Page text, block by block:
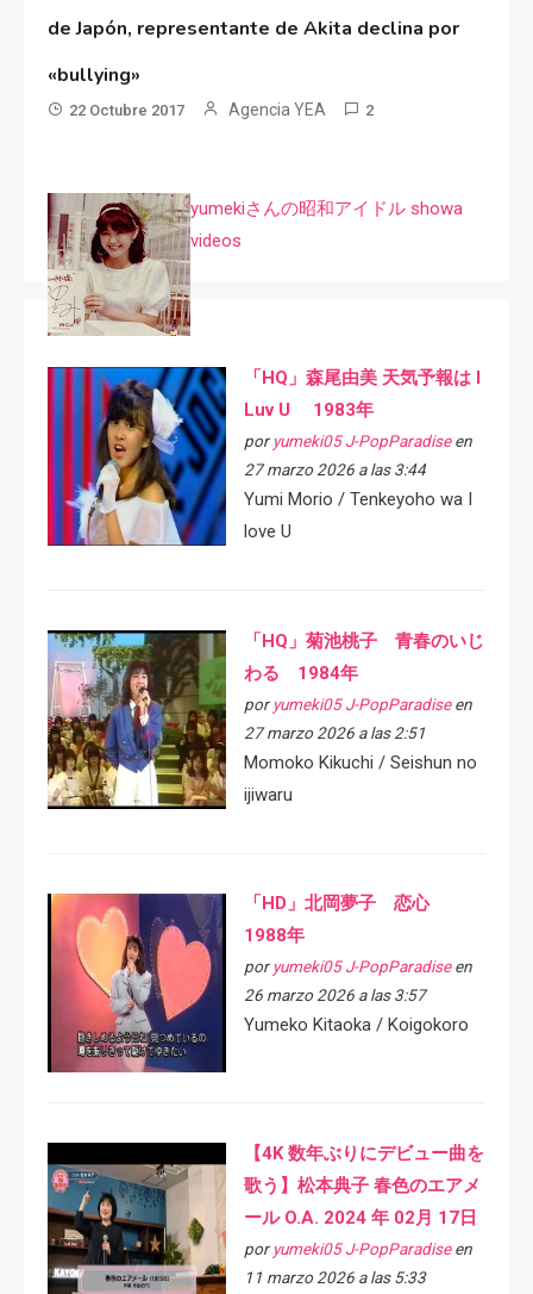
de Japón, representante de Akita declina por
«bullying»
22 Octubre 2017 Agencia YEA 2
yumekiさんの昭和アイドル showa
videos
「HQ」森尾由美 天気予報は I
Luv U 1983年
por yumeki05 J-PopParadiseen
27 marzo 2026 a las 3:44
Yumi Morio / Tenkeyoho wa I
love U
「HQ」菊池桃子 青春のいじ
わる 1984年
por yumeki05 J-PopParadiseen
27 marzo 2026 a las 2:51
Momoko Kikuchi / Seishun no
ijiwaru
「HD」北岡夢子 恋心
1988年
por yumeki05 J-PopParadiseen
26 marzo 2026 a las 3:57
Yumeko Kitaoka / Koigokoro
【4K 数年ぶりにデビュー曲を
歌う】松本典子 春色のエアメ
ール O.A. 2024 年 02月 17日
por yumeki05 J-PopParadiseen
11 marzo 2026 a las 5:33